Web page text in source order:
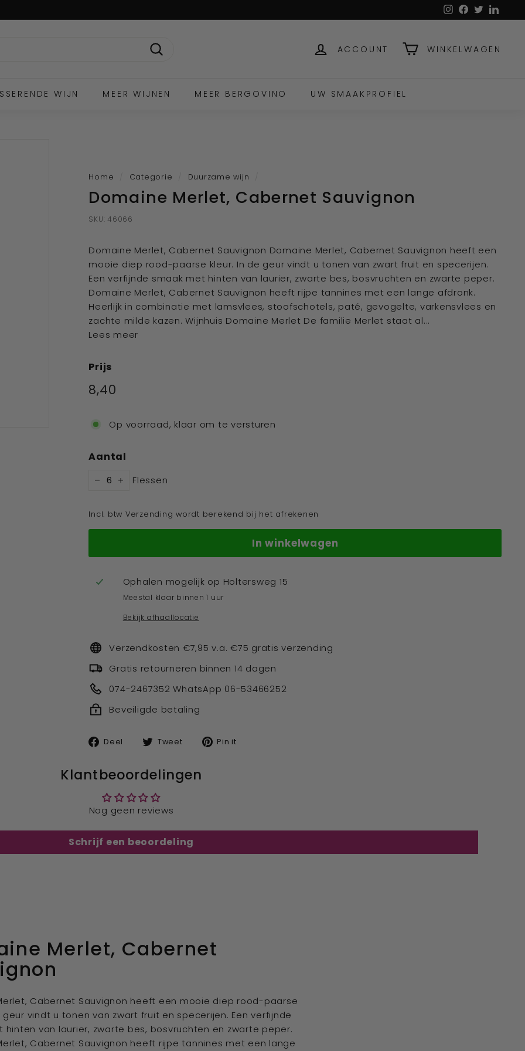
Instagram
Facebook
Twitter
ACCOUNT WINKELWAGEN
WIJN MEER WIJNEN MEER BERGOVINO UW SMAAKPROFIEL
Home Categorie Duurzame wijn
Domaine Merlet, Cabernet Sauvignon
SKU: 46066
Domaine Merlet, Cabernet Sauvignon Domaine Merlet, Cabernet Sauvignon heeft een
mooie diep rood-paarse kleur. In de geur vindt u tonen van zwart fruit en specerijen.
Een verfijnde smaak met hinten van laurier, zwarte bes, bosvruchten en zwarte peper.
Domaine Merlet, Cabernet Sauvignon heeft rijpe tannines met een lange afdronk.
Heerlijk in combinatie met lamsvlees, stoofschotels, paté, gevogelte, varkensvlees en
zachte milde kazen. Wijnhuis Domaine Merlet De familie Merlet staat al...
Lees meer
Prijs
Standaard
8,40
Op voorraad, klaar om te versturen
Aantal
Flessen
Incl. btw Verzending wordt berekend bij het afrekenen
In winkelwagen
Ophalen mogelijk op Holtersweg 15
Meestal klaar binnen 1 uur
Bekijk afhaallocatie
Verzendkosten €7,95 v.a. €75 gratis verzending
Gratis retourneren binnen 14 dagen
074-2467352 WhatsApp 06-53466252
Beveiligde betaling
Deel
Deel
facebook
Tweet
Tweet
twitter
Pin it
Klantbeoordelingen
Nog geen reviews
Schrijf een beoordeling
Merlet, Cabernet
Cabernet Sauvignon heeft een mooie diep rood-paarse
geur vindt u tonen van zwart fruit en specerijen. Een verfijnde
hinten van laurier, zwarte bes, bosvruchten en zwarte peper.
Cabernet Sauvignon heeft rijpe tannines met een lange